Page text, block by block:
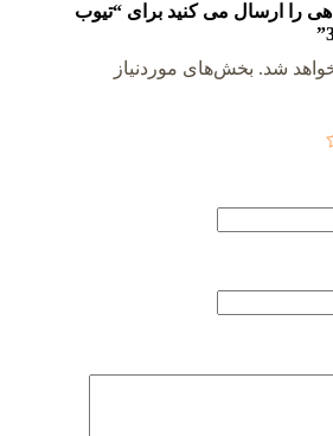
را ارسال می کنید برای “تیوب
شد. بخش‌های موردنیاز